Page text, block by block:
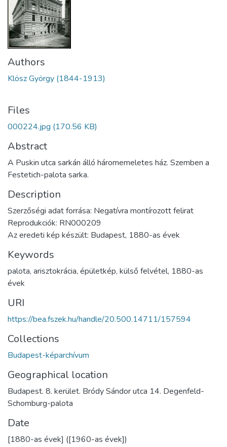
Authors
Klösz György (1844-1913)
Files
000224.jpg (170.56 KB)
Abstract
A Puskin utca sarkán álló háromemeletes ház. Szemben a
Festetich-palota sarka.
Description
Szerzőségi adat forrása: Negatívra montírozott felirat
Reprodukciók: RN000209
Az eredeti kép készült: Budapest, 1880-as évek
Keywords
palota, arisztokrácia, épületkép, külső felvétel, 1880-as
évek
URI
https://bea.fszek.hu/handle/20.500.14711/157594
Collections
Budapest-képarchívum
Geographical location
Budapest. 8. kerület. Bródy Sándor utca 14. Degenfeld-
Schomburg-palota
Date
[1880-as évek] ([1960-as évek])